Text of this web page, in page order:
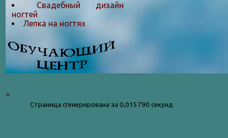
Свадебный дизайн
ногтей
Лепка на ногтяx
^
Страница сгенерирована за 0,015790 секунд